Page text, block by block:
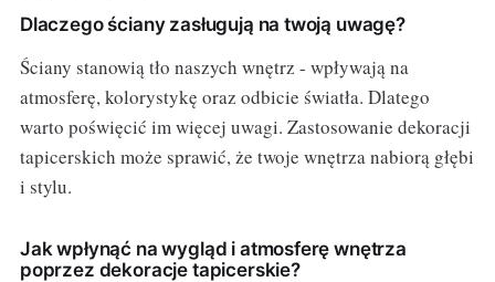
Dlaczego ściany zasługują na twoją uwagę?
Ściany stanowią tło naszych wnętrz - wpływają na
atmosferę, kolorystykę oraz odbicie światła. Dlatego
warto poświęcić im więcej uwagi. Zastosowanie dekoracji
tapicerskich może sprawić, że twoje wnętrza nabiorą głębi
i stylu.
Jak wpłynąć na wygląd i atmosferę wnętrza
poprzez dekoracje tapicerskie?